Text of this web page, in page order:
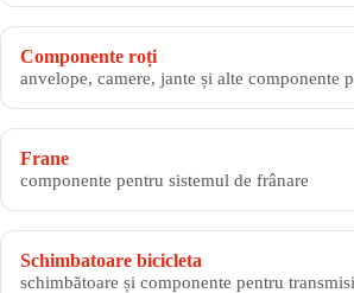
Componente roți
anvelope, camere, jante și alte componente
Frane
componente pentru sistemul de frânare
Schimbatoare bicicleta
schimbătoare și componente pentru